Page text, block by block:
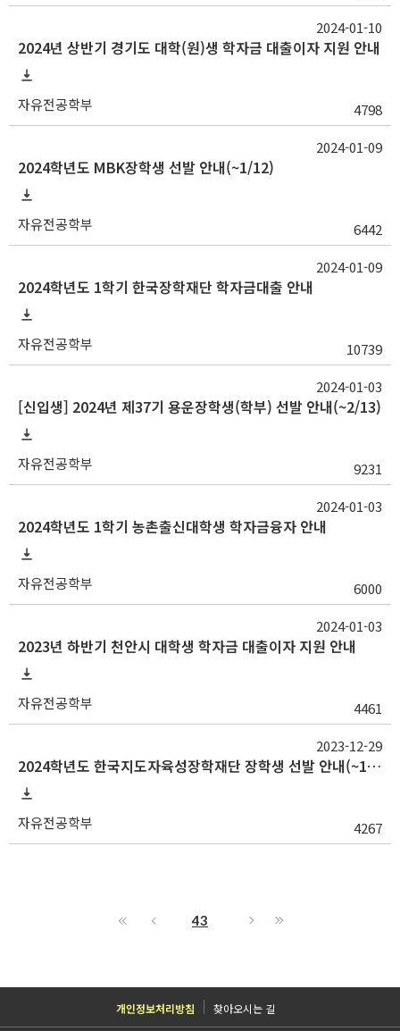
2024년 상반기 경기도 대학(원)생 학자금 대출이자 지원 안내
자유전공학부 4798
2024-01-10
2024학년도 MBK장학생 선발 안내(~1/12)
자유전공학부 6442
2024-01-09
2024학년도 1학기 한국장학재단 학자금대출 안내
자유전공학부 10739
2024-01-09
[신입생] 2024년 제37기 용운장학생(학부) 선발 안내(~2/13)
자유전공학부 9231
2024-01-03
2024학년도 1학기 농촌출신대학생 학자금융자 안내
자유전공학부 6000
2024-01-03
2023년 하반기 천안시 대학생 학자금 대출이자 지원 안내
자유전공학부 4461
2024-01-03
2024학년도 한국지도자육성장학재단 장학생 선발 안내(~1/12)
자유전공학부 4267
2023-12-29
43
개인정보처리방침 찾아오시는 길